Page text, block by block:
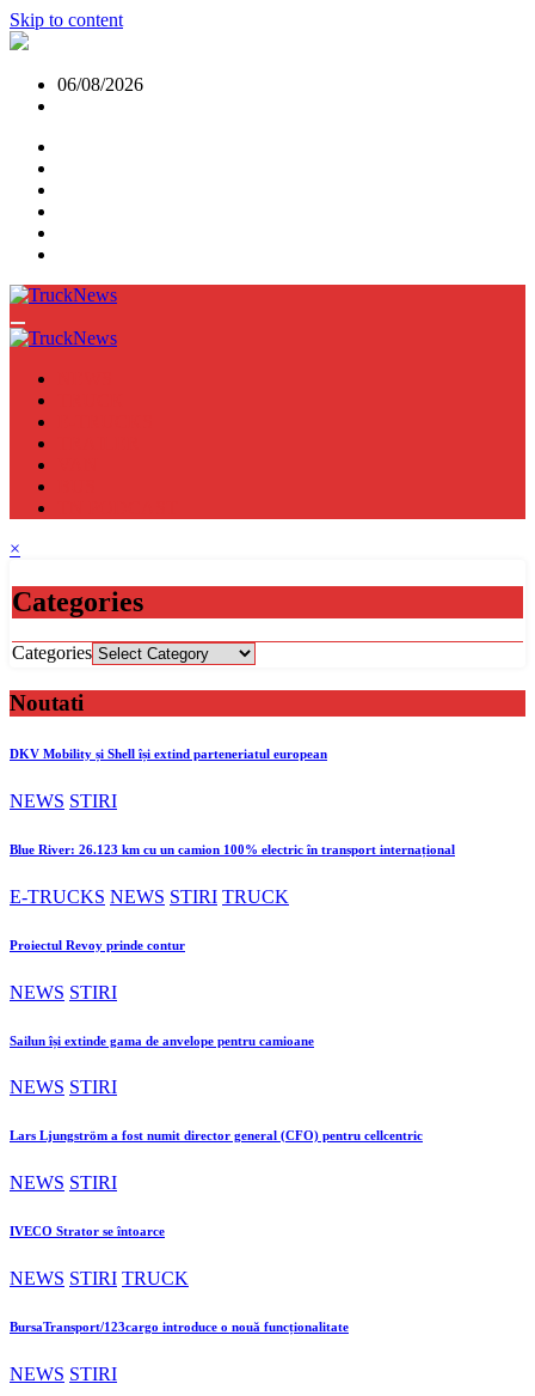
Skip to content
06/08/2026
×
Categories
Categories
Noutati
DKV Mobility și Shell își extind parteneriatul european
NEWS STIRI
Blue River: 26.123 km cu un camion 100% electric în transport internațional
E-TRUCKS NEWS STIRI TRUCK
Proiectul Revoy prinde contur
NEWS STIRI
Sailun își extinde gama de anvelope pentru camioane
NEWS STIRI
Lars Ljungström a fost numit director general (CFO) pentru cellcentric
NEWS STIRI
IVECO Strator se întoarce
NEWS STIRI TRUCK
BursaTransport/123cargo introduce o nouă funcționalitate
NEWS STIRI